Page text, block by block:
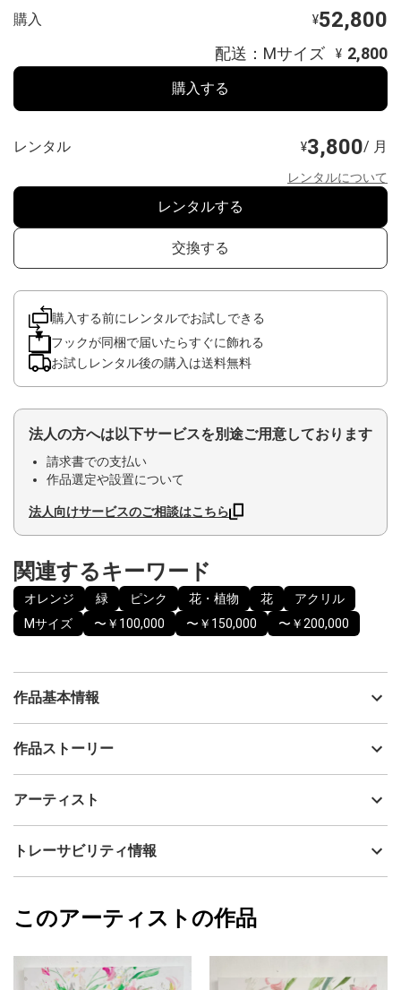
購入 ¥52,800
配送：Mサイズ ¥ 2,800
購入する
レンタル ¥3,800/ 月
レンタルについて
レンタルする
交換する
購入する前にレンタルでお試しできる
フックが同梱で届いたらすぐに飾れる
お試しレンタル後の購入は送料無料
法人の方へは以下サービスを別途ご用意しております
請求書での支払い
作品選定や設置について
法人向けサービスのご相談はこちら
関連するキーワード
オレンジ 緑 ピンク 花・植物 花
アクリル
Mサイズ
〜￥100,000 〜￥150,000 〜￥200,000
作品基本情報
出品者
制作年
技法
アクリル
カラー
オレンジ
ピンク
ジャンル
花・植物
作品ストーリー
flowers』シリーズ。
水彩・アクリル用のキャンバスを使っており、普通のキャンバス
になっているのが特徴です。
ラメの入った絵の具なども使って、見ていて飽きない工夫をして
います。作品が届いたら、ぜひ近くでマテリアルの違いもじっく
アーティスト
川西 郁美
フォローする
トレーサビリティ情報
川西 郁美
このアーティストの作品